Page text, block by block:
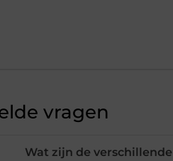
vragen
Wat zijn de